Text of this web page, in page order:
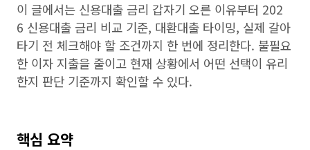
이 글에서는 신용대출 금리 갑자기 오른 이유부터 202
6 신용대출 금리 비교 기준, 대환대출 타이밍, 실제 갈아
타기 전 체크해야 할 조건까지 한 번에 정리한다. 불필요
한 이자 지출을 줄이고 현재 상황에서 어떤 선택이 유리
한지 판단 기준까지 확인할 수 있다.
핵심 요약